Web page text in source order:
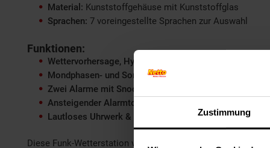
Zustimmung
Material: Kunststoffgehäuse mit Kunststoffglas
Sprachen: 7 voreingestellte Sprachen zur Auswahl
Funktionen:
Wettervorhersage, Hygrometer & Temperaturanzeige
Mondphasen- und Sonnenauf- & -untergangsanzeige
Zwei Alarme mit Snooze-Funktion
Ansteigender Alarmton
Lautloses Uhrwerk & Funkuhr
Diese Funk-Wetterstation vereint Funktionalität mit einem